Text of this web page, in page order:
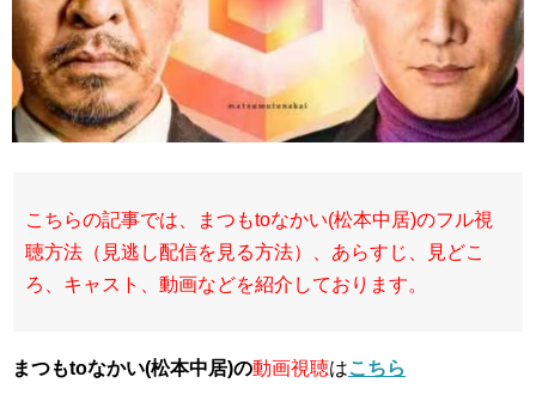
こちらの記事では、まつもtoなかい(松本中居)のフル視
聴方法（見逃し配信を見る方法）、あらすじ、見どこ
ろ、キャスト、動画などを紹介しております。
まつもtoなかい(松本中居)の動画視聴はこちら